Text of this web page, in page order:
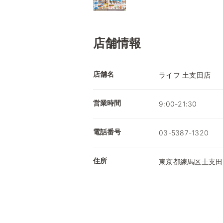
店舗情報
店舗名 ライフ 土支田店
営業時間 9:00-21:30
電話番号 03-5387-1320
住所 東京都練馬区土支